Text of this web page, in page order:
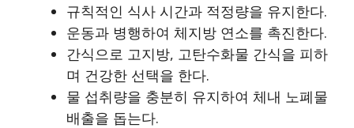
규칙적인 식사 시간과 적정량을 유지한다.
운동과 병행하여 체지방 연소를 촉진한다.
간식으로 고지방, 고탄수화물 간식을 피하
며 건강한 선택을 한다.
물 섭취량을 충분히 유지하여 체내 노폐물
배출을 돕는다.